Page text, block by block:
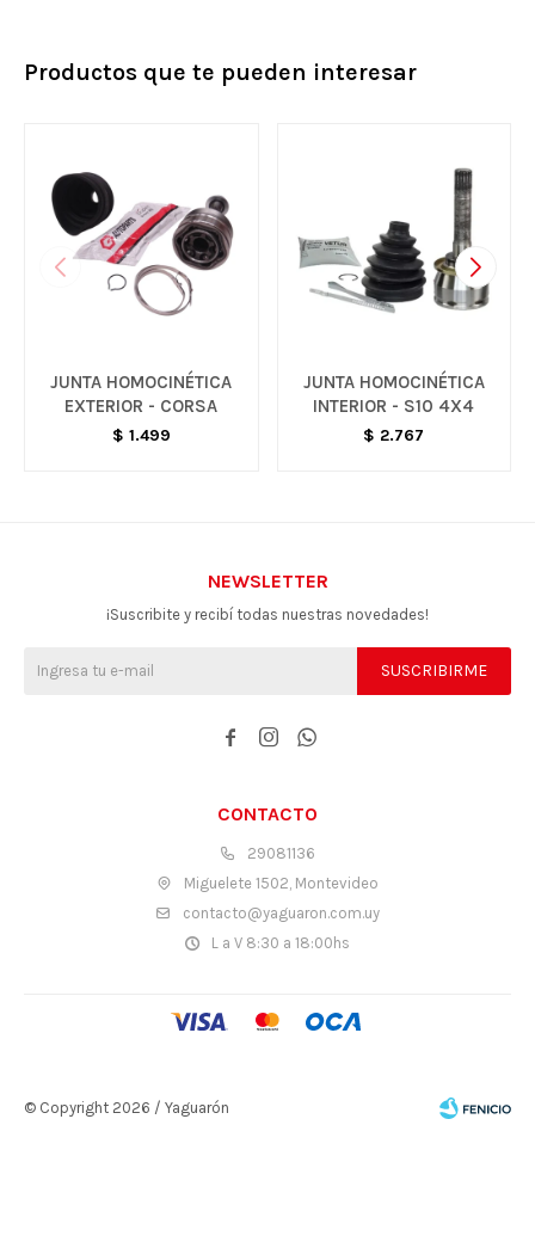
Productos que te pueden interesar
JUNTA HOMOCINÉTICA
EXTERIOR - CORSA
$ 1.499
JUNTA HOMOCINÉTICA
INTERIOR - S10 4X4
$ 2.767
CONTACTO
29081136
Miguelete 1502, Montevideo
contacto@yaguaron.com.uy
L a V 8:30 a 18:00hs
NEWSLETTER
¡Suscribite y recibí todas nuestras novedades!
SUSCRIBIRME
  
© Copyright 2026 / Yaguarón